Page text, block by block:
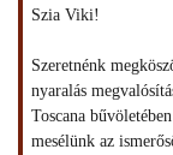
Szia Viki!
Szeretnénk
nyaralás
Toscana
mesélünk az